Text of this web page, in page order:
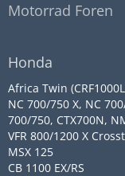
Motorrad Foren
Honda
Africa Twin
NC 700/750 X, NC
700/750, CTX700N,
VFR 800/1200 X
MSX 125
CB 1100 EX/RS